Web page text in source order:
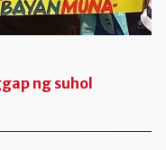
ng suhol